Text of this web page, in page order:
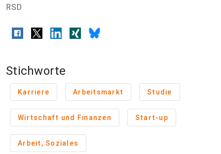
RSD
Stichworte
Karriere Arbeitsmarkt Studie
Wirtschaft und Finanzen Start-up
Arbeit, Soziales